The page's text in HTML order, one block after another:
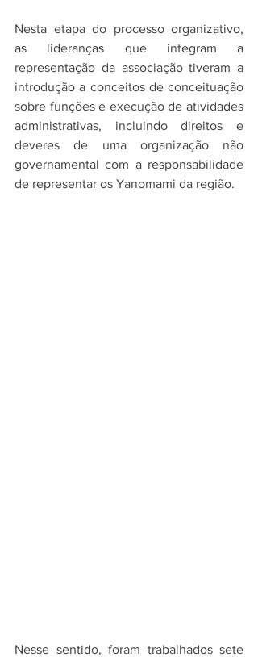
Nesta etapa do processo organizativo,
as lideranças que integram a
representação da associação tiveram a
introdução a conceitos de conceituação
sobre funções e execução de atividades
administrativas, incluindo direitos e
deveres de uma organização não
governamental com a responsabilidade
de representar os Yanomami da região.
Nesse sentido, foram trabalhados sete